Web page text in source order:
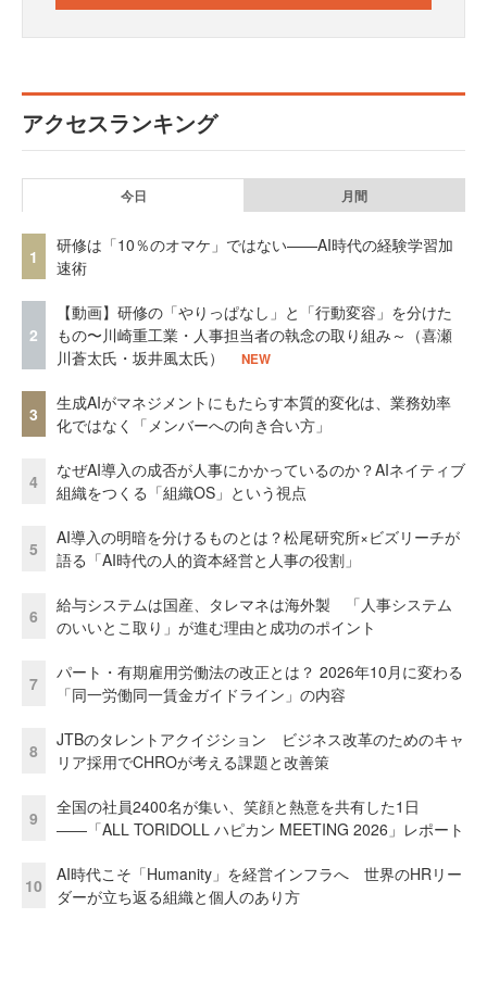
アクセスランキング
今日 月間
1
研修は「10％のオマケ」ではない——AI時代の経験学習加
速術
2
【動画】研修の「やりっぱなし」と「行動変容」を分けた
もの〜川崎重工業・人事担当者の執念の取り組み～（喜瀬
川蒼太氏・坂井風太氏）
NEW
3
生成AIがマネジメントにもたらす本質的変化は、業務効率
化ではなく「メンバーへの向き合い方」
4
なぜAI導入の成否が人事にかかっているのか？AIネイティブ
組織をつくる「組織OS」という視点
5
AI導入の明暗を分けるものとは？松尾研究所×ビズリーチが
語る「AI時代の人的資本経営と人事の役割」
6
給与システムは国産、タレマネは海外製 「人事システム
のいいとこ取り」が進む理由と成功のポイント
7
パート・有期雇用労働法の改正とは？ 2026年10月に変わる
「同一労働同一賃金ガイドライン」の内容
8
JTBのタレントアクイジション ビジネス改革のためのキャ
リア採用でCHROが考える課題と改善策
9
全国の社員2400名が集い、笑顔と熱意を共有した1日
――「ALL TORIDOLL ハピカン MEETING 2026」レポート
10
AI時代こそ「Humanity」を経営インフラへ 世界のHRリー
ダーが立ち返る組織と個人のあり方